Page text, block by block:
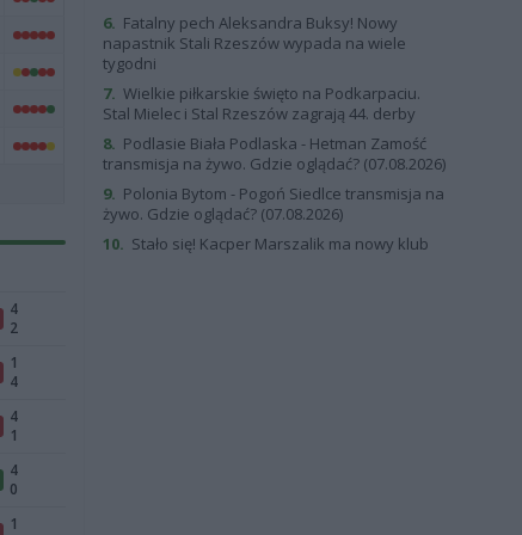
4
2
1
4
4
1
4
0
1
6. Fatalny pech Aleksandra Buksy! Nowy
napastnik Stali Rzeszów wypada na wiele
tygodni
7. Wielkie piłkarskie święto na Podkarpaciu.
Stal Mielec i Stal Rzeszów zagrają 44. derby
8. Podlasie Biała Podlaska - Hetman Zamość
transmisja na żywo. Gdzie oglądać? (07.08.2026)
9. Polonia Bytom - Pogoń Siedlce transmisja na
żywo. Gdzie oglądać? (07.08.2026)
10. Stało się! Kacper Marszalik ma nowy klub